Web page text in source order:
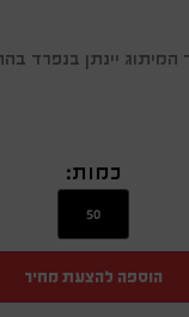
המיתוג יינתן בנפרד
כמות:
הוספה להצעת מחיר